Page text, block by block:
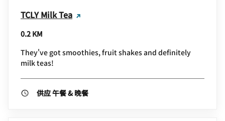
TCLY Milk Tea
0.2 KM
They've got smoothies, fruit shakes and definitely
milk teas!
供应 午餐 & 晚餐